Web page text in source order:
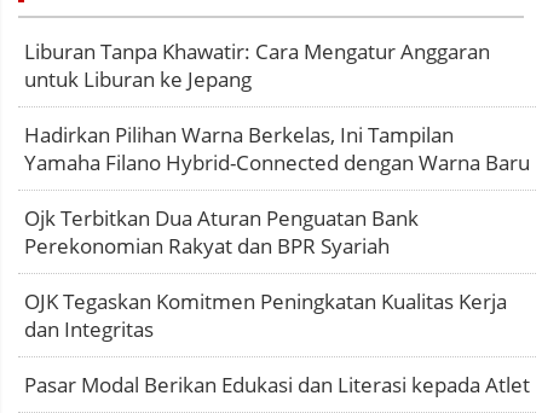
Liburan Tanpa Khawatir: Cara Mengatur Anggaran
untuk Liburan ke Jepang
Hadirkan Pilihan Warna Berkelas, Ini Tampilan
Yamaha Filano Hybrid-Connected dengan Warna Baru
Ojk Terbitkan Dua Aturan Penguatan Bank
Perekonomian Rakyat dan BPR Syariah
OJK Tegaskan Komitmen Peningkatan Kualitas Kerja
dan Integritas
Pasar Modal Berikan Edukasi dan Literasi kepada Atlet